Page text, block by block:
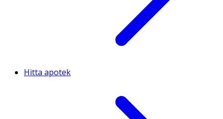
Hitta apotek